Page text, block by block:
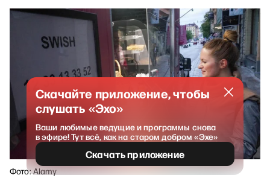
Фото: Alamy
Скачайте приложение, чтобы
слушать «Эхо»
Ваши любимые ведущие и программы снова
в эфире! Тут всё, как на старом добром «Эхе»
Скачать приложение